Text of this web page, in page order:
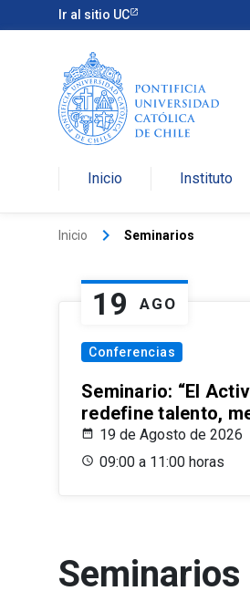
Ir al sitio UC
Inicio Instituto
Inicio keyboard_arrow_right Seminarios
19 AGO
Conferencias
Seminario: “El
redefine talento,
19 de Agosto de 2026
09:00 a 11:00 horas
Seminarios